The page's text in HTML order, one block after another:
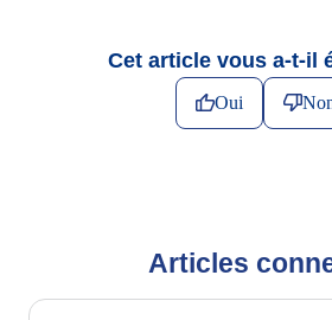
Cet article vous a-t-il
Oui
Articles